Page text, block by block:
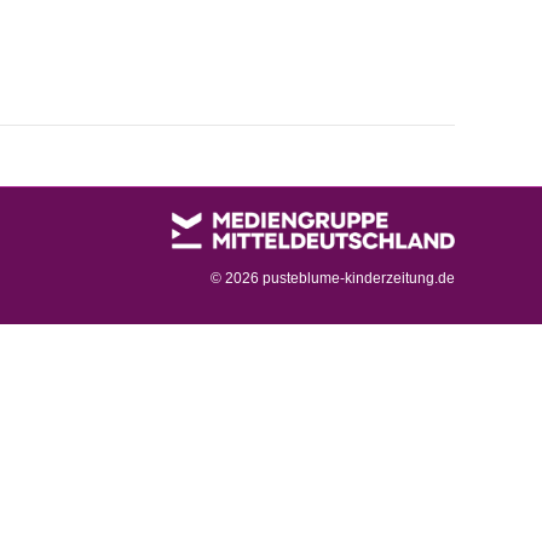
© 2026 pusteblume-kinderzeitung.de